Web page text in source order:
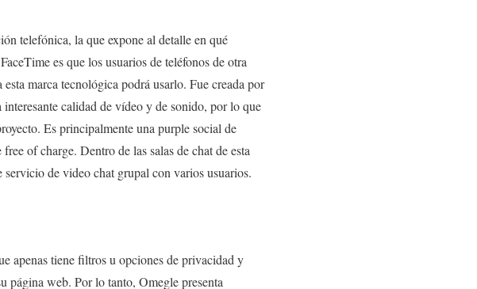
telefónica, la que expone al detalle en qué
es que los usuarios de teléfonos de otra
marca tecnológica podrá usarlo. Fue creada por
calidad de vídeo y de sonido, por lo que
Es principalmente una purple social de
of charge. Dentro de las salas de chat de esta
servicio de video chat grupal con varios usuarios.
apenas tiene filtros u opciones de privacidad y
página web. Por lo tanto, Omegle presenta